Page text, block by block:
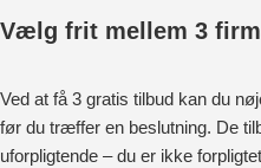
Vælg frit mellem 3
Ved at få 3 gratis tilbud kan du
før du træffer en beslutning. De
uforpligtende – du er ikke